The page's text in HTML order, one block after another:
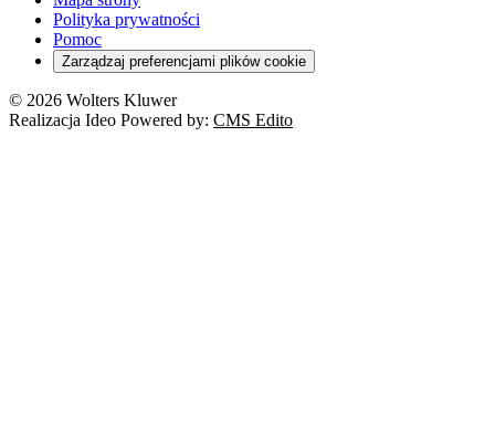
Polityka prywatności
Pomoc
Zarządzaj preferencjami plików cookie
© 2026 Wolters Kluwer
Realizacja Ideo Powered by: CMS Edito